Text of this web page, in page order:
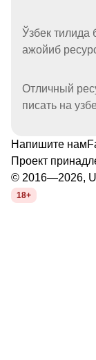
Ўзбек тилида
ажойиб
Отличный
писать на
Напишите нам
Проект
© 2016—2026,
18+